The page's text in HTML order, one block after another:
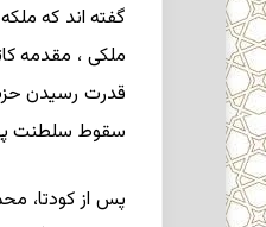
سقوط سلطنت پهلوی ، ج ۲، ص ۱۸۶ به
پس از کودتا،